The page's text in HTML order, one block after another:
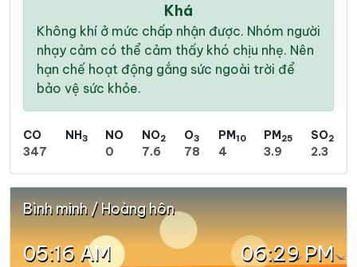
Khá
Không khí ở mức chấp nhận được. Nhóm người
nhạy cảm có thể cảm thấy khó chịu nhẹ. Nên
hạn chế hoạt động gắng sức ngoài trời để
bảo vệ sức khỏe.
CO
347
NH3
NO
0
NO2
7.6
O3
78
PM10
4
PM25
3.9
SO2
2.3
Bình minh / Hoàng hôn
05:16 AM 06:29 PM